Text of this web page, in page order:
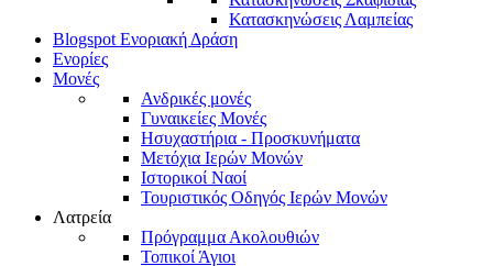
Κατασκηνώσεις Λαμπείας
Blogspot Ενοριακή Δράση
Ενορίες
Μονές
Ανδρικές μονές
Γυναικείες Μονές
Ησυχαστήρια - Προσκυνήματα
Μετόχια Ιερών Μονών
Ιστορικοί Ναοί
Τουριστικός Οδηγός Ιερών Μονών
Λατρεία
Πρόγραμμα Ακολουθιών
Τοπικοί Άγιοι